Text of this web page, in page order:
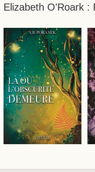
Elizabeth O'Roark :